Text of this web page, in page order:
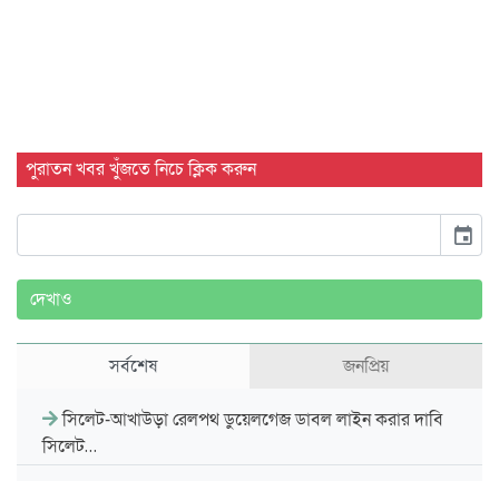
পুরাতন খবর খুঁজতে নিচে ক্লিক করুন
event
দেখাও
সর্বশেষ জনপ্রিয়
সিলেট-আখাউড়া রেলপথ ডুয়েলগেজ ডাবল লাইন করার দাবি
সিলেট…